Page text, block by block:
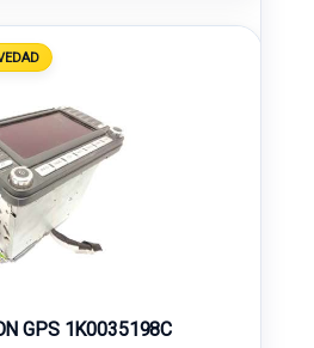
GPS 1K0035198C